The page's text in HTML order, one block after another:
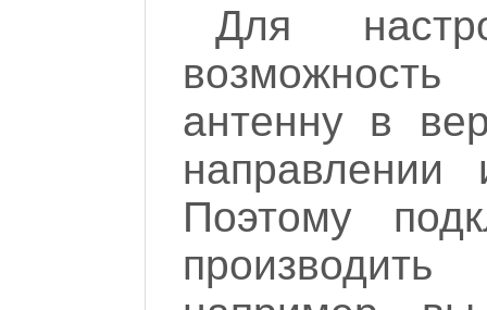
Для
антенну в
направлении
Поэтому